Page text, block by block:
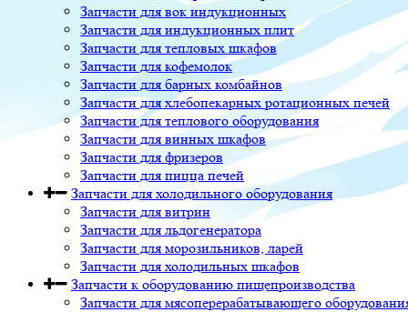
Запчасти для вок индукционных
Запчасти для индукционных плит
Запчасти для тепловых шкафов
Запчасти для кофемолок
Запчасти для барных комбайнов
Запчасти для хлебопекарных ротационных печей
Запчасти для теплового оборудования
Запчасти для винных шкафов
Запчасти для фризеров
Запчасти для пицца печей
Запчасти для холодильного оборудования
Запчасти для витрин
Запчасти для льдогенератора
Запчасти для морозильников, ларей
Запчасти для холодильных шкафов
Запчасти к оборудованию пищепроизводства
Запчасти для мясоперерабатывающего